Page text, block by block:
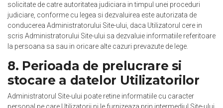
solicitate de catre autoritatea judiciara in timpul unei proceduri
judiciare, conforme cu legea si dezvaluirea este autorizata de
conducerea Administratorului Site-ului, daca Utilizatorul cere in
scris Administratorului Site-ului sa dezvaluie informatiile referitoare
la persoana sa sau in oricare alte cazuri prevazute de lege.
8. Perioada de prelucrare si
stocare a datelor Utilizatorilor
Administratorul Site-ului poate retine informatiile cu caracter